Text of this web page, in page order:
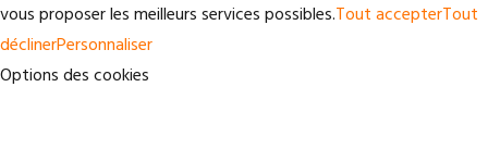
vous proposer les meilleurs services possibles.Tout accepterTout
déclinerPersonnaliser
Options des cookies